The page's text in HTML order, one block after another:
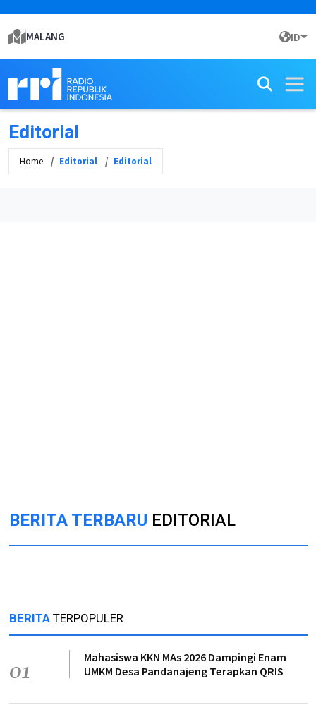
MALANG ID
Editorial
Home Editorial Editorial
BERITA TERBARU EDITORIAL
BERITA TERPOPULER
01
Mahasiswa KKN MAs 2026 Dampingi Enam
UMKM Desa Pandanajeng Terapkan QRIS